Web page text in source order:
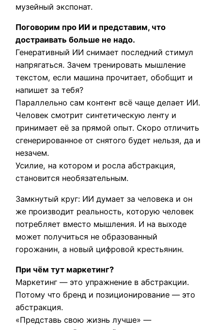
музейный экспонат.
Поговорим про ИИ и представим, что
достраивать больше не надо.
Генеративный ИИ снимает последний стимул
напрягаться. Зачем тренировать мышление
текстом, если машина прочитает, обобщит и
напишет за тебя?
Параллельно сам контент всё чаще делает ИИ.
Человек смотрит синтетическую ленту и
принимает её за прямой опыт. Скоро отличить
сгенерированное от снятого будет нельзя, да и
незачем.
Усилие, на котором и росла абстракция,
становится необязательным.
Замкнутый круг: ИИ думает за человека и он
же производит реальность, которую человек
потребляет вместо мышления. И на выходе
может получиться не образованный
горожанин, а новый цифровой крестьянин.
При чём тут маркетинг?
Маркетинг — это упражнение в абстракции.
Потому что бренд и позиционирование — это
абстракция.
«Представь свою жизнь лучше» —